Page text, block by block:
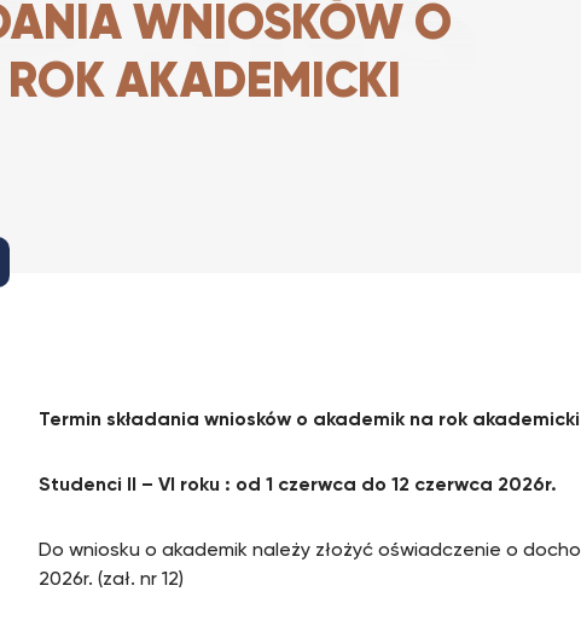
WNIOSKÓW O
AKADEMICKI
Termin składania wniosków o akademik na rok
Studenci II – VI roku : od 1 czerwca do 12 czerwca 2026r.
Do wniosku o akademik należy złożyć oświadczenie o
2026r. (zał. nr 12)